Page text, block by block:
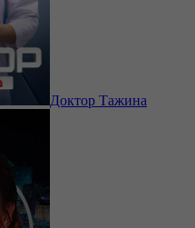
Доктор Тажина